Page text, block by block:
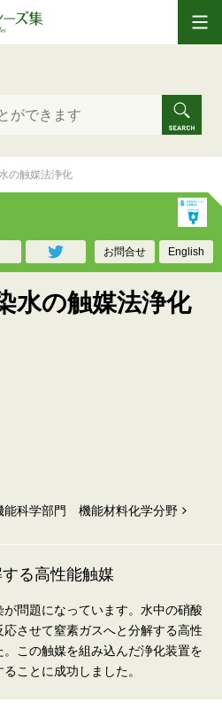
の触媒法浄化
お問合せ English
水の触媒法浄化
科学部門 機能材料化学分野
る高性能触媒
問題になっています。水中の硝酸
させて窒素ガスへと分解する高性
この触媒を組み込んだ浄化装置を
ことに成功しました。